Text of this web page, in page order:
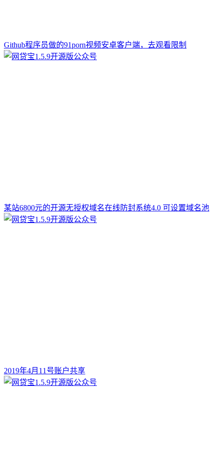
Github程序员做的91porn视频安卓客户端，去观看限制
某站6800元的开源无授权域名在线防封系统4.0 可设置域名池
2019年4月11号账户共享